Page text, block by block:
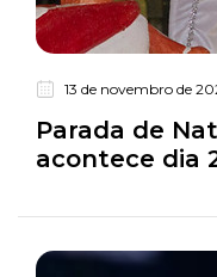
13 de novembro de
Parada de
acontece dia